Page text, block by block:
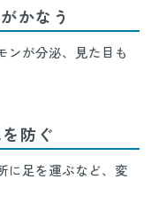
かなう
ンが分泌、見た目も
防ぐ
に足を運ぶなど、変